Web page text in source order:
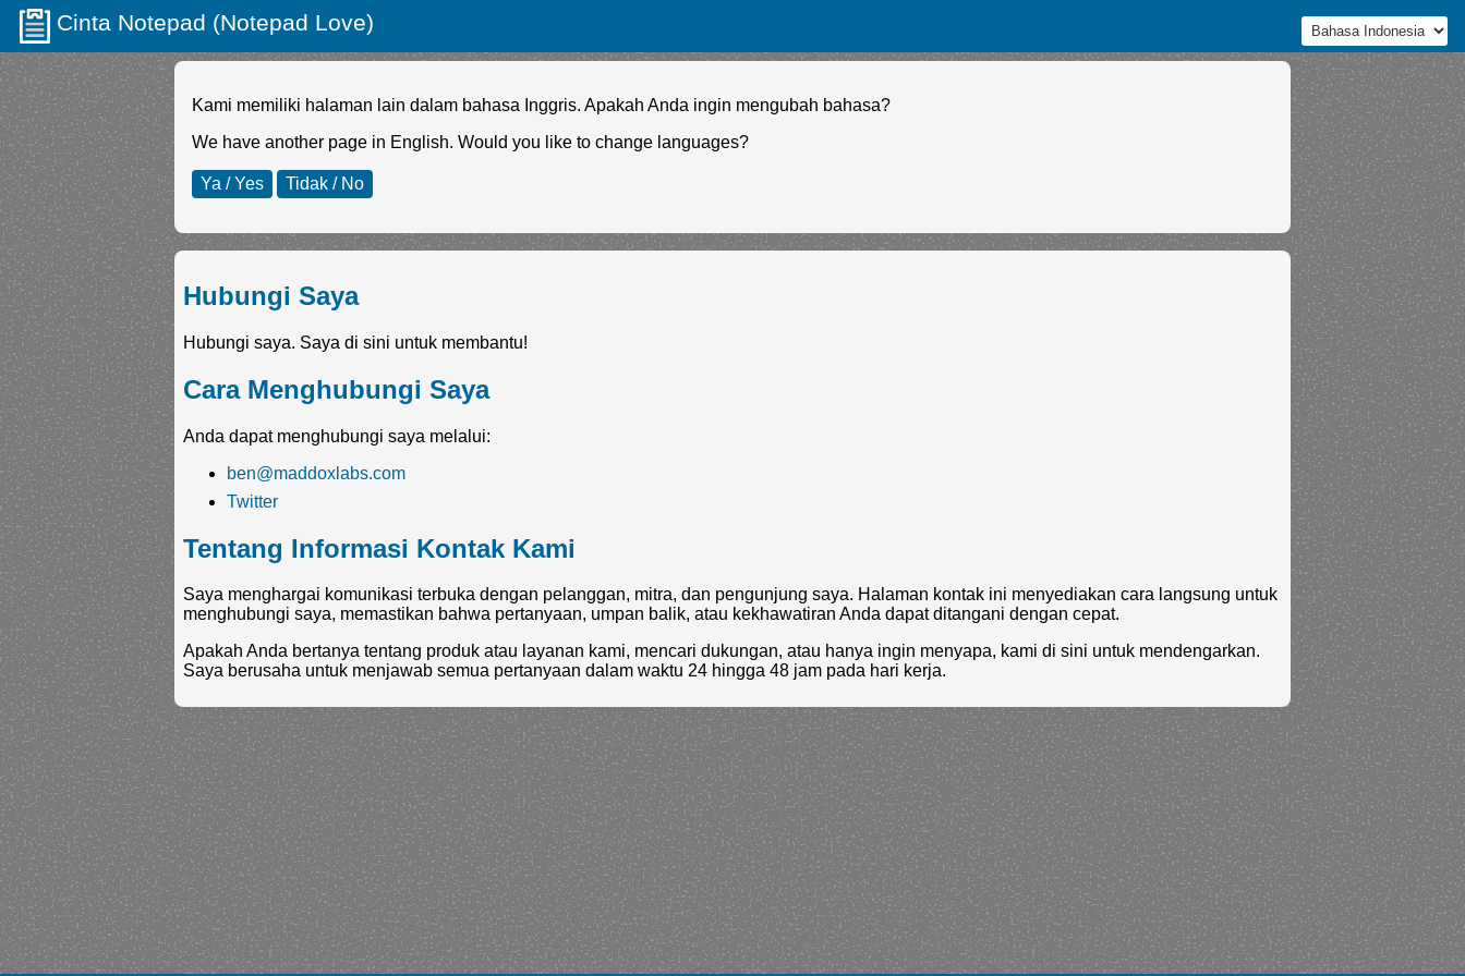
Cinta Notepad (Notepad Love)
Kami memiliki halaman lain dalam bahasa Inggris. Apakah Anda ingin mengubah bahasa?
We have another page in English. Would you like to change languages?
Ya / Yes Tidak / No
Hubungi Saya
Hubungi saya. Saya di sini untuk membantu!
Cara Menghubungi Saya
Anda dapat menghubungi saya melalui:
ben@maddoxlabs.com
Twitter
Tentang Informasi Kontak Kami
Saya menghargai komunikasi terbuka dengan pelanggan, mitra, dan pengunjung saya. Halaman kontak ini menyediakan cara langsung untuk
menghubungi saya, memastikan bahwa pertanyaan, umpan balik, atau kekhawatiran Anda dapat ditangani dengan cepat.
Apakah Anda bertanya tentang produk atau layanan kami, mencari dukungan, atau hanya ingin menyapa, kami di sini untuk mendengarkan.
Saya berusaha untuk menjawab semua pertanyaan dalam waktu 24 hingga 48 jam pada hari kerja.